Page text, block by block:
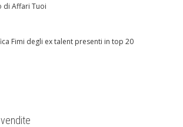
di Affari Tuoi
Fimi degli ex talent presenti in top 20